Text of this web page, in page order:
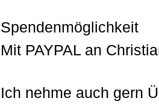
Spendenmöglichkeit
Mit PAYPAL an
Ich nehme auch gern